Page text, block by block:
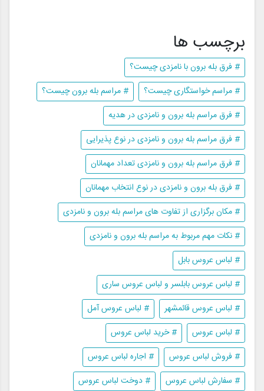
برچسب ها
# فرق بله برون با نامزدی چیست؟
# مراسم خواستگاری چیست؟
# مراسم بله برون چیست؟
# فرق مراسم بله برون و نامزدی در هدیه
# فرق مراسم بله برون و نامزدی در نوع پذیرایی
# فرق مراسم بله برون و نامزدی تعداد مهمانان
# فرق بله برون و نامزدی در نوع انتخاب مهمانان
# مکان برگزاری از تفاوت های مراسم بله برون و نامزدی
# نکات مهم مربوط به مراسم بله برون و نامزدی
# لباس عروس بابل
# لباس عروس بابلسر و لباس عروس ساری
# لباس عروس قائمشهر
# لباس عروس آمل
# لباس عروس
# خرید لباس عروس
# فروش لباس عروس
# اجاره لباس عروس
# سفارش لباس عروس
# دوخت لباس عروس